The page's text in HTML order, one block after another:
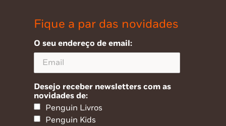
Fique a par das novidades
O seu endereço de email:
Desejo receber newsletters com as
novidades de:
Penguin Livros
Penguin Kids